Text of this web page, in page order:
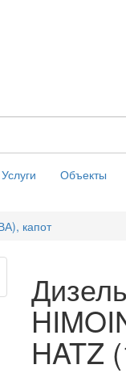
Услуги Объекты
капот
HATZ